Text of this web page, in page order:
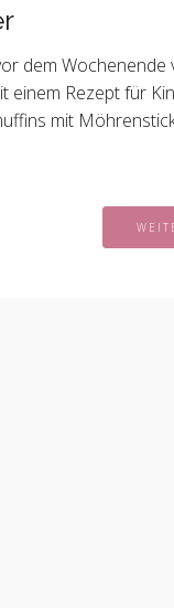
dem
einem Rezept für
mit